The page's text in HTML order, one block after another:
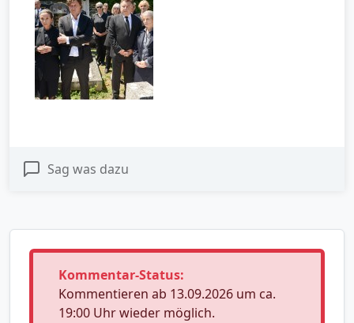
Sag was dazu
Kommentar-Status:
Kommentieren ab 13.09.2026 um ca.
19:00 Uhr wieder möglich.